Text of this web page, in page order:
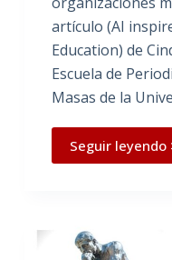
artículo (AI
Education) de
Escuela de
Masas de la
Seguir leyendo